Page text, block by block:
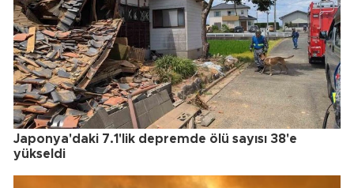
Japonya'daki 7.1'lik depremde ölü sayısı 38'e
yükseldi